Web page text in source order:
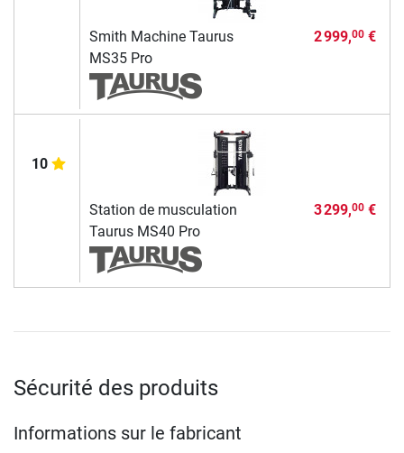
Smith Machine Taurus
MS35 Pro
2 999,00€
10
Station de musculation
Taurus MS40 Pro
3 299,00€
Sécurité des produits
Informations sur le fabricant